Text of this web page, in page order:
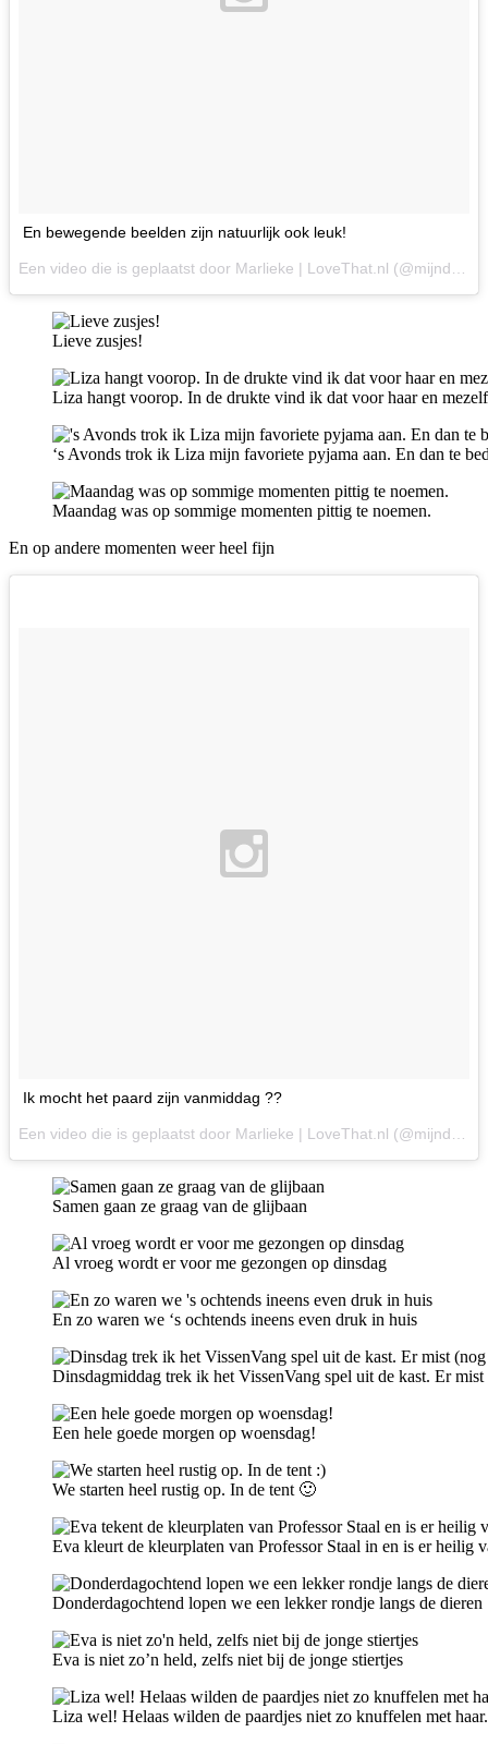
En bewegende beelden zijn natuurlijk ook leuk!
Lieve zusjes!
Liza hangt voorop. In de drukte vind ik dat voor haar en
‘s Avonds trok ik Liza mijn favoriete pyjama aan. En dan te
Maandag was op sommige momenten pittig te noemen.
En op andere momenten weer heel fijn
Ik mocht het paard zijn vanmiddag ??
Samen gaan ze graag van de glijbaan
Al vroeg wordt er voor me gezongen op dinsdag
En zo waren we ‘s ochtends ineens even druk in huis
Dinsdagmiddag trek ik het VissenVang spel uit de kast. Er
Een hele goede morgen op woensdag!
We starten heel rustig op. In de tent 🙂
Eva kleurt de kleurplaten van Professor Staal in en is er heilig
Donderdagochtend lopen we een lekker rondje langs de dieren
Eva is niet zo’n held, zelfs niet bij de jonge stiertjes
Liza wel! Helaas wilden de paardjes niet zo knuffelen met haar.